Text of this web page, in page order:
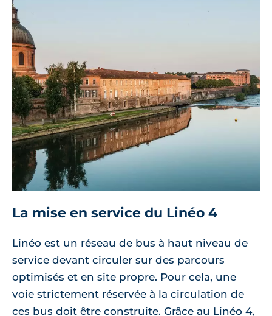
La mise en service du Linéo 4
Linéo est un réseau de bus à haut niveau de
service devant circuler sur des parcours
optimisés et en site propre. Pour cela, une
voie strictement réservée à la circulation de
ces bus doit être construite. Grâce au Linéo 4,